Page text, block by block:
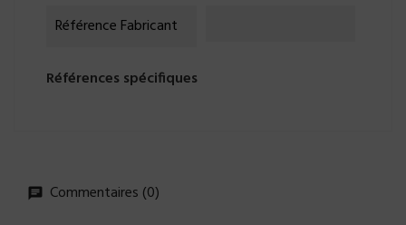
Référence Fabricant
Références spécifiques
Commentaires (0)